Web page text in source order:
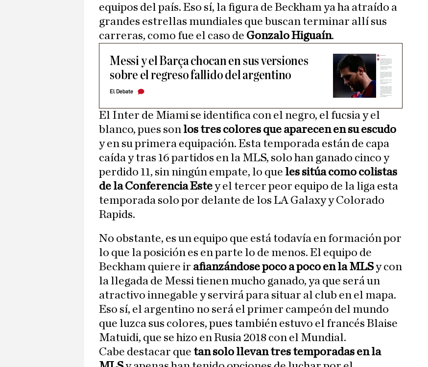
equipos del país. Eso sí, la figura de Beckham ya ha atraído a
grandes estrellas mundiales que buscan terminar allí sus
carreras, como fue el caso de Gonzalo Higuaín.
Messi y el Barça chocan en sus versiones
sobre el regreso fallido del argentino
El Debate
El Inter de Miami se identifica con el negro, el fucsia y el
blanco, pues son los tres colores que aparecen en su escudo
y en su primera equipación. Esta temporada están de capa
caída y tras 16 partidos en la MLS, solo han ganado cinco y
perdido 11, sin ningún empate, lo que les sitúa como colistas
de la Conferencia Estey el tercer peor equipo de la liga esta
temporada solo por delante de los LA Galaxy y Colorado
Rapids.
No obstante, es un equipo que está todavía en formación por
lo que la posición es en parte lo de menos. El equipo de
Beckham quiere ir afianzándose poco a poco en la MLSy con
la llegada de Messi tienen mucho ganado, ya que será un
atractivo innegable y servirá para situar al club en el mapa.
Eso sí, el argentino no será el primer campeón del mundo
que luzca sus colores, pues también estuvo el francés Blaise
Matuidi, que se hizo en Rusia 2018 con el Mundial.
Cabe destacar que tan solo llevan tres temporadas en la